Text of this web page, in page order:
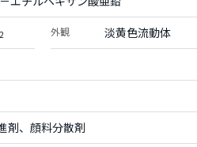
外観 淡黄色流動体
剤、顔料分散剤